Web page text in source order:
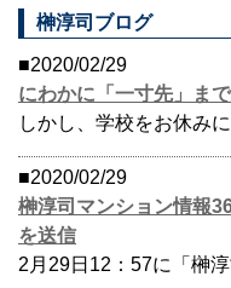
榊淳司ブログ
■2020/02/29
にわかに「一寸先」ま
しかし、学校をお休み
■2020/02/29
榊淳司マンション情報
を送信
2月29日12：57に「榊